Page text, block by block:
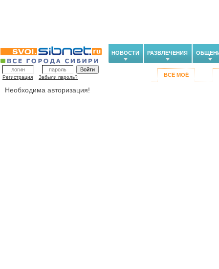
НОВОСТИ РАЗВЛЕЧЕНИЯ
Регистрация Забыли пароль? ВСЁ МОЁ
Необходима авторизация!